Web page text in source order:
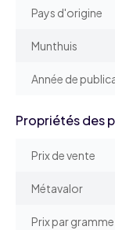
Pays d'origine
Munthuis
Année de
Propriétés des
Prix de vente
Métavalor
Prix par gramme